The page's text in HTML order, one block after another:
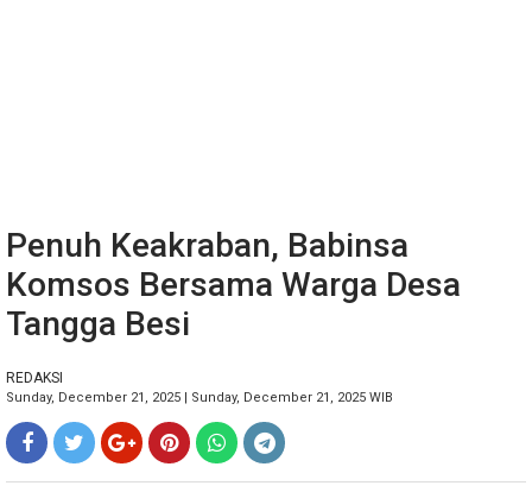
Penuh Keakraban, Babinsa
Komsos Bersama Warga Desa
Tangga Besi
REDAKSI
Sunday, December 21, 2025 | Sunday, December 21, 2025 WIB